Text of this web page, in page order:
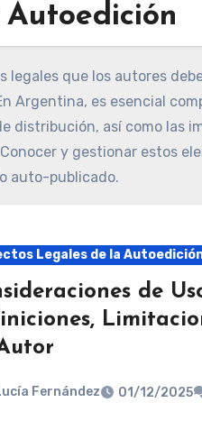
que los autores
Argentina, es esencial
distribución, así como las
y gestionar estos
auto-publicado.
Legales de la
de
Fernández 01/12/2025